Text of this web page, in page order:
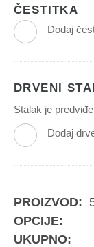
ČESTITKA
Dodaj
DRVENI
Stalak je
Dodaj
PROIZVOD:
OPCIJE:
UKUPNO: